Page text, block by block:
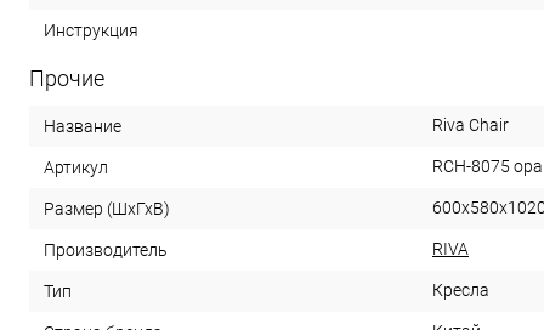
Инструкция
Прочие
Название Riva Chair
Артикул RCH-8075
Размер (ШхГхВ) 600х580х1020
Производитель RIVA
Тип Кресла